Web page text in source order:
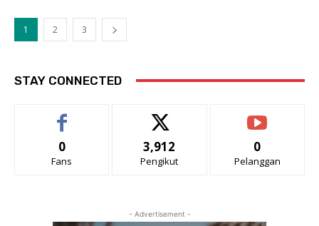
1 2 3
STAY CONNECTED
0
Fans
3,912
Pengikut
0
Pelanggan
- Advertisement -